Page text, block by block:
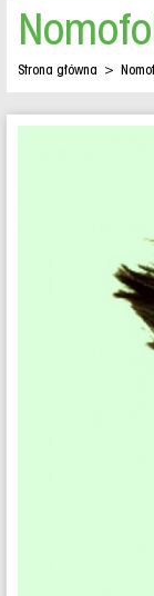
Strona główna >